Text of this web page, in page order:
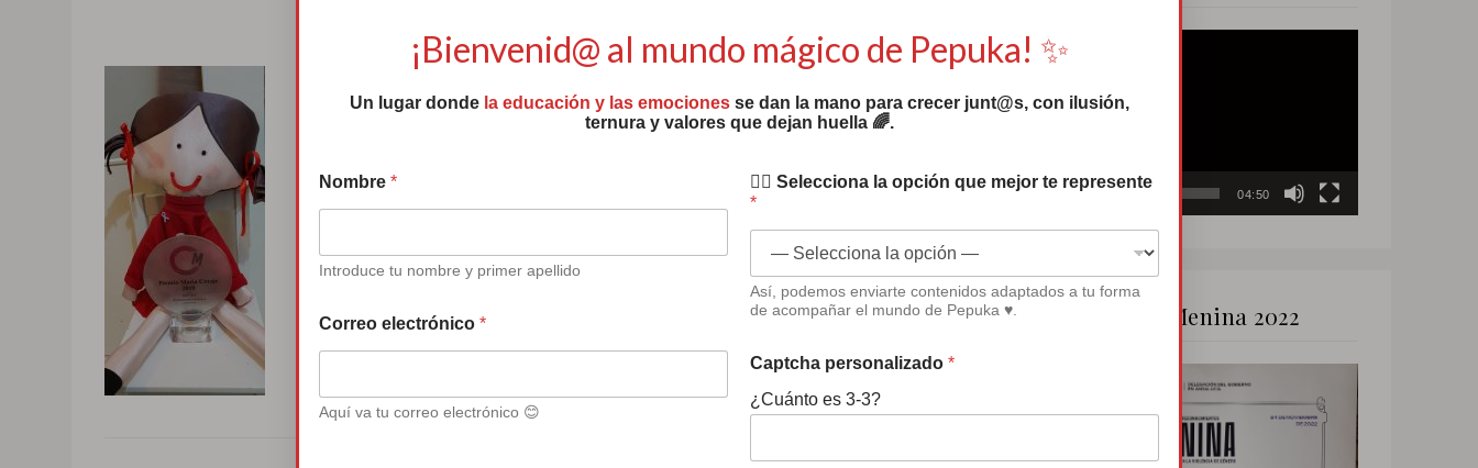
Reproductor
vídeo
00:00 04:50
Premio Menina 2022
ó
o
¡Bienvenid@ al mundo mágico de Pepuka! ✨
Un lugar donde la educación y las emocionesse dan la mano para crecer junt@s, con ilusión,
ternura y valores que dejan huella 🌈.
Nombre *
Introduce tu nombre y primer apellido
Correo electrónico *
Aquí va tu correo electrónico 😊
✍🏻 Selecciona la opción que mejor te represente
*
Así, podemos enviarte contenidos adaptados a tu forma
de acompañar el mundo de Pepuka ♥.
Captcha personalizado*
¿Cuánto es 3-3?